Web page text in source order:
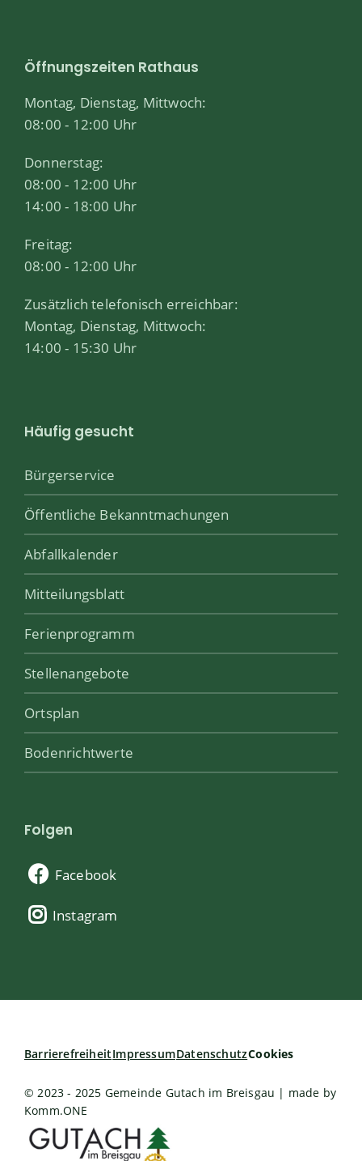
Öffnungszeiten Rathaus
Montag, Dienstag, Mittwoch:
08:00 - 12:00 Uhr
Donnerstag:
08:00 - 12:00 Uhr
14:00 - 18:00 Uhr
Freitag:
08:00 - 12:00 Uhr
Zusätzlich telefonisch erreichbar:
Montag, Dienstag, Mittwoch:
14:00 - 15:30 Uhr
Häufig gesucht
Bürgerservice
Öffentliche Bekanntmachungen
Abfallkalender
Mitteilungsblatt
Ferienprogramm
Stellenangebote
Ortsplan
Bodenrichtwerte
Folgen
Facebook
Instagram
BarrierefreiheitImpressumDatenschutzCookies
© 2023 - 2025 Gemeinde Gutach im Breisgau | made by
Komm.ONE